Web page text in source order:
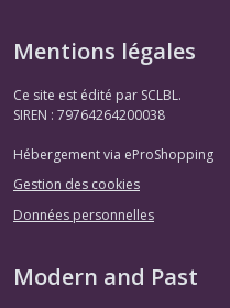
Mentions légales
Ce site est édité par SCLBL.
SIREN : 79764264200038
Hébergement via eProShopping
Gestion des cookies
Données personnelles
Modern and Past